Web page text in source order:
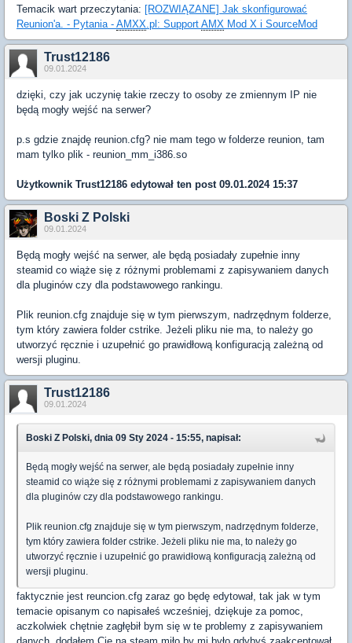
Temacik wart przeczytania: [ROZWIĄZANE] Jak skonfigurować
Reunion'a. - Pytania - AMXX.pl: Support AMX Mod X i SourceMod
Trust12186
09.01.2024
dzięki, czy jak uczynię takie rzeczy to osoby ze zmiennym IP nie
będą mogły wejść na serwer?
p.s gdzie znajdę reunion.cfg? nie mam tego w folderze reunion, tam
mam tylko plik - reunion_mm_i386.so
Użytkownik Trust12186 edytował ten post 09.01.2024 15:37
Boski Z Polski
09.01.2024
Będą mogły wejść na serwer, ale będą posiadały zupełnie inny
steamid co wiąże się z różnymi problemami z zapisywaniem danych
dla pluginów czy dla podstawowego rankingu.
Plik reunion.cfg znajduje się w tym pierwszym, nadrzędnym folderze,
tym który zawiera folder cstrike. Jeżeli pliku nie ma, to należy go
utworzyć ręcznie i uzupełnić go prawidłową konfiguracją zależną od
wersji pluginu.
Trust12186
09.01.2024
Boski Z Polski, dnia 09 Sty 2024 - 15:55, napisał:
Będą mogły wejść na serwer, ale będą posiadały zupełnie inny
steamid co wiąże się z różnymi problemami z zapisywaniem danych
dla pluginów czy dla podstawowego rankingu.
Plik reunion.cfg znajduje się w tym pierwszym, nadrzędnym folderze,
tym który zawiera folder cstrike. Jeżeli pliku nie ma, to należy go
utworzyć ręcznie i uzupełnić go prawidłową konfiguracją zależną od
wersji pluginu.
faktycznie jest reuncion.cfg zaraz go będę edytował, tak jak w tym
temacie opisanym co napisałeś wcześniej, dziękuje za pomoc,
aczkolwiek chętnie zagłębił bym się w te problemy z zapisywaniem